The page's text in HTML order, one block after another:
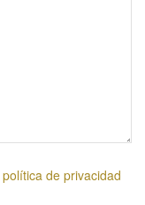
política de privacidad